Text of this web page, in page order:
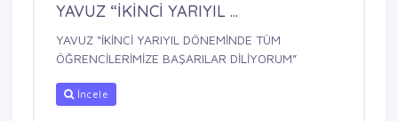
YAVUZ “İKİNCİ YARIYIL ...
YAVUZ “İKİNCİ YARIYIL DÖNEMİNDE TÜM
ÖĞRENCİLERİMİZE BAŞARILAR DİLİYORUM”
İncele